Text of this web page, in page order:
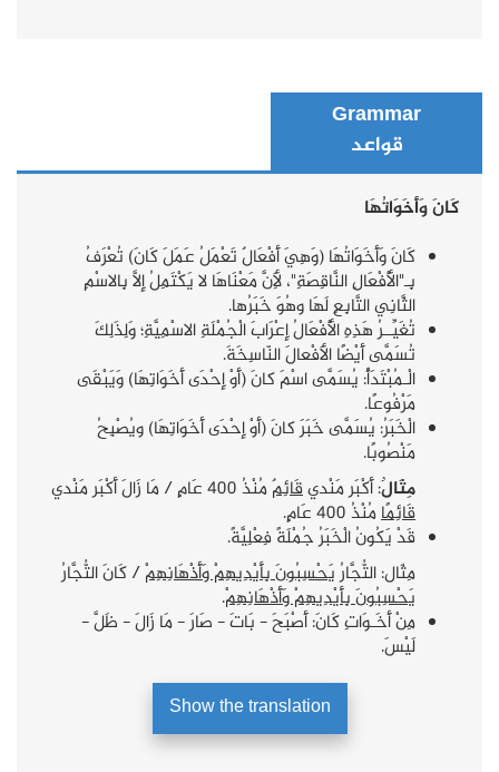
Grammar
قواعد
كَانَ وَأَخَوَاتُهَا
كَانَ وَأَخَوَاتُهَا (وَهِيَ أَفْعَالٌ تَعْمَلُ عَمَلَ كَانَ) تُعْرَفُ
بِـ"الْأَفْعَالِ النَّاقِصَةِ"، لِأَنَّ مَعْنَاهَا لا يَكْتَمِلُ إِلَّا بِالاسْمِ
الثَّانِي التَّابِعِ لَهَا وهُوَ خَبَرُها.
تُغَيِّــرُ هَذِهِ الْأَفْعَالُ إِعْرَابَ الْجُمْلَةِ الاسْمِيَّةِ؛ وَلِذَلِكَ
تُسَمَّى أَيْضًا الأَفْعالَ النّاسِخَةَ.
الْـمُبْتَدَأُ: يُسَمَّى اسْمَ كانَ (أَوْ إِحْدَى أَخَوَاتِهَا) وَيَبْقَى
مَرْفُوعًا.
الْخَبَرُ: يُسَمَّى خَبَرَ كانَ (أَوْ إِحْدَى أَخَوَاتِهَا) ويُصْبِحُ
مَنْصُوبًا.
مِثَالٌ: أَكْبَر مَنْديقَائِمٌمُنْذُ 400 عَامٍ / مَا زَالَ أَكْبَر مَنْدي
قَائِمًامُنْذُ 400 عَامٍ.
قَدْ يَكُونُ الْخَبَرُ جُمْلَةً فِعْلِيَّةً.
مِثَال: التُّجَّارُيَحْسِبُونَ بِأَيْدِيهِمْ وَأَذْهَانِهِمْ/ كَانَ التُّجَّارُ
يَحْسِبُونَ بِأَيْدِيهِمْ وَأَذْهَانِهِمْ.
مِنْ أَخَـوَاتِ كَانَ: أَصْبَحَ - بَاتَ - صَارَ - مَا زَالَ - ظَلَّ -
لَيْسَ.
Show the translation